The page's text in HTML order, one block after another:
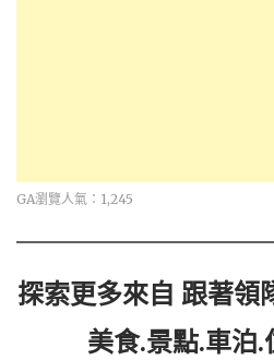
GA瀏覽人氣：1,245
探索更多來自 跟著
美食.景點.車泊